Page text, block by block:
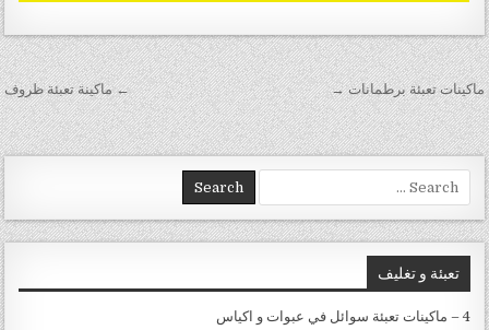
تصفّح المقالات ← ماكينة تعبئة ظروف ماكينات تعبئة برطمانات →
Search for:
تعبئة و تغليف
4 – ماكينات تعبئة سوائل في عبوات و اكياس